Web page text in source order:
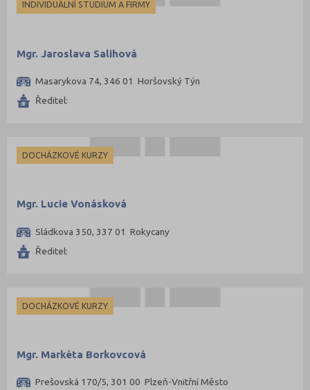
INDIVIDUÁLNÍ STUDIUM A FIRMY
Mgr. Jaroslava Salihová
Masarykova 74, 346 01 Horšovský Týn
Ředitel:
DOCHÁZKOVÉ KURZY
Mgr. Lucie Vonásková
Sládkova 350, 337 01 Rokycany
Ředitel:
DOCHÁZKOVÉ KURZY
Mgr. Markéta Borkovcová
Prešovská 170/5, 301 00 Plzeň-Vnitřní Město